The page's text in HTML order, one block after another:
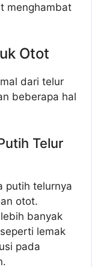
menghambat
Otot
dari telur
beberapa hal
Telur
putih telurnya
otot.
banyak
lemak
pada